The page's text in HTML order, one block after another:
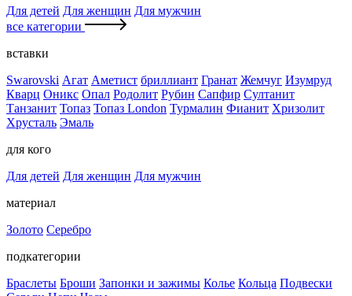
Для детей Для женщин Для мужчин
все категории
вставки
Swarovski Агат Аметист бриллиант Гранат Жемчуг Изумруд
Кварц Оникс Опал Родолит Рубин Сапфир Султанит
Танзанит Топаз Топаз London Турмалин Фианит Хризолит
Хрусталь Эмаль
для кого
Для детей Для женщин Для мужчин
материал
Золото Серебро
подкатегории
Браслеты Броши Запонки и зажимы Колье Кольца Подвески